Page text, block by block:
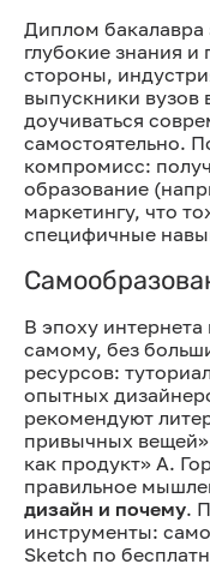
Диплом бакалавра
глубокие знания
стороны,
выпускники
доучиваться
самостоятельно.
компромисс:
образование
маркетингу, что
специфичные
В эпоху
самому, без
ресурсов:
опытных
рекомендуют
привычных
как продукт» А.
правильное
дизайн и почему.
инструменты:
Sketch по